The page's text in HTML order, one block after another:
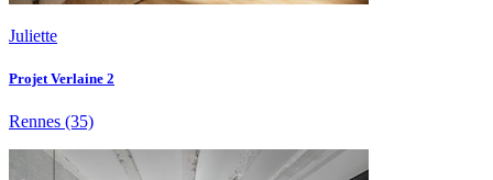
Juliette
Projet Verlaine 2
Rennes (35)